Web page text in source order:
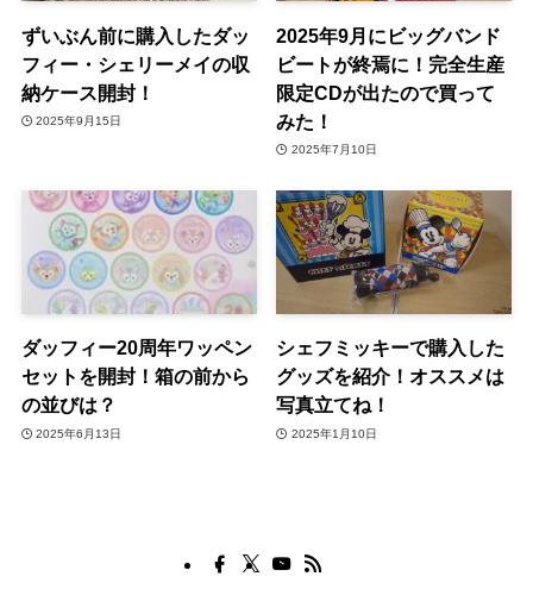
ずいぶん前に購入したダッ
フィー・シェリーメイの収
納ケース開封！
2025年9月15日
2025年9月にビッグバンド
ビートが終焉に！完全生産
限定CDが出たので買って
みた！
2025年7月10日
ダッフィー20周年ワッペン
セットを開封！箱の前から
の並びは？
2025年6月13日
シェフミッキーで購入した
グッズを紹介！オススメは
写真立てね！
2025年1月10日